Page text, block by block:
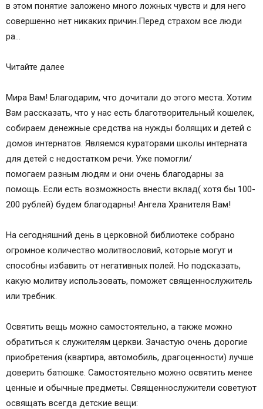
в этом понятие заложено много ложных чувств и для него
совершенно нет никаких причин.Перед страхом все люди
ра…
Читайте далее
Мира Вам! Благодарим, что дочитали до этого места. Хотим
Вам рассказать, что у нас есть благотворительный кошелек,
собираем денежные средства на нужды болящих и детей с
домов интернатов. Являемся кураторами школы интерната
для детей с недостатком речи. Уже помогли/
помогаем разным людям и они очень благодарны за
помощь. Если есть возможность внести вклад( хотя бы 100-
200 рублей) будем благодарны! Ангела Хранителя Вам!
На сегодняшний день в церковной библиотеке собрано
огромное количество молитвословий, которые могут и
способны избавить от негативных полей. Но подсказать,
какую молитву использовать, поможет священнослужитель
или требник.
Освятить вещь можно самостоятельно, а также можно
обратиться к служителям церкви. Зачастую очень дорогие
приобретения (квартира, автомобиль, драгоценности) лучше
доверить батюшке. Самостоятельно можно освятить менее
ценные и обычные предметы. Священнослужители советуют
освящать всегда детские вещи: